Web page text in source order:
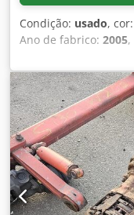
Condição: usado, cor:
Ano de fabrico: 2005
Temos em estoque
Rsrf Por favor, entre
encontre o que